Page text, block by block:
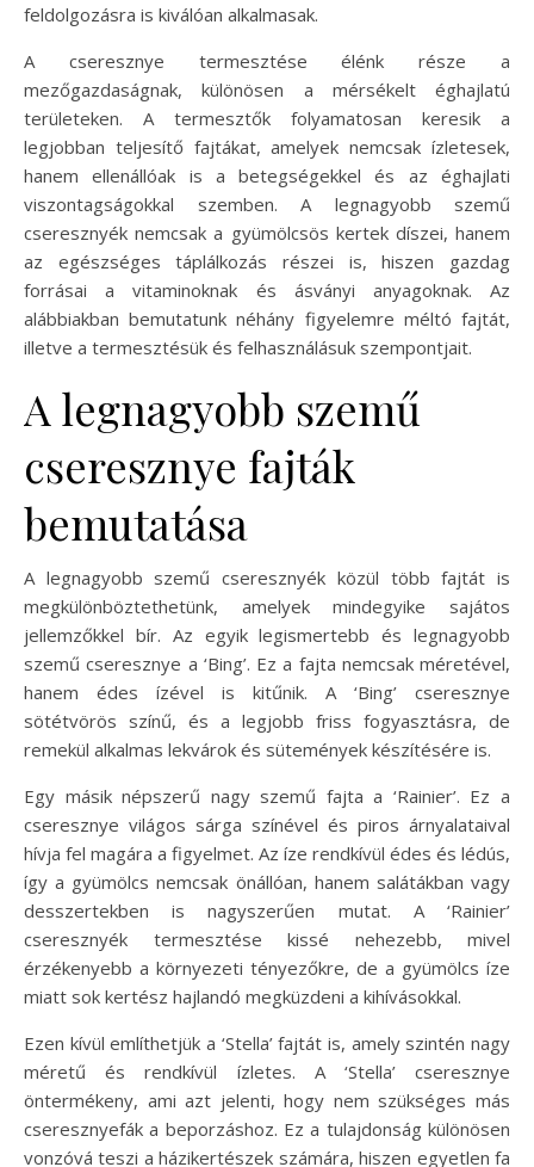
feldolgozásra is kiválóan alkalmasak.
A cseresznye termesztése élénk része a
mezőgazdaságnak, különösen a mérsékelt éghajlatú
területeken. A termesztők folyamatosan keresik a
legjobban teljesítő fajtákat, amelyek nemcsak ízletesek,
hanem ellenállóak is a betegségekkel és az éghajlati
viszontagságokkal szemben. A legnagyobb szemű
cseresznyék nemcsak a gyümölcsös kertek díszei, hanem
az egészséges táplálkozás részei is, hiszen gazdag
forrásai a vitaminoknak és ásványi anyagoknak. Az
alábbiakban bemutatunk néhány figyelemre méltó fajtát,
illetve a termesztésük és felhasználásuk szempontjait.
A legnagyobb szemű
cseresznye fajták
bemutatása
A legnagyobb szemű cseresznyék közül több fajtát is
megkülönböztethetünk, amelyek mindegyike sajátos
jellemzőkkel bír. Az egyik legismertebb és legnagyobb
szemű cseresznye a ‘Bing’. Ez a fajta nemcsak méretével,
hanem édes ízével is kitűnik. A ‘Bing’ cseresznye
sötétvörös színű, és a legjobb friss fogyasztásra, de
remekül alkalmas lekvárok és sütemények készítésére is.
Egy másik népszerű nagy szemű fajta a ‘Rainier’. Ez a
cseresznye világos sárga színével és piros árnyalataival
hívja fel magára a figyelmet. Az íze rendkívül édes és lédús,
így a gyümölcs nemcsak önállóan, hanem salátákban vagy
desszertekben is nagyszerűen mutat. A ‘Rainier’
cseresznyék termesztése kissé nehezebb, mivel
érzékenyebb a környezeti tényezőkre, de a gyümölcs íze
miatt sok kertész hajlandó megküzdeni a kihívásokkal.
Ezen kívül említhetjük a ‘Stella’ fajtát is, amely szintén nagy
méretű és rendkívül ízletes. A ‘Stella’ cseresznye
öntermékeny, ami azt jelenti, hogy nem szükséges más
cseresznyefák a beporzáshoz. Ez a tulajdonság különösen
vonzóvá teszi a házikertészek számára, hiszen egyetlen fa